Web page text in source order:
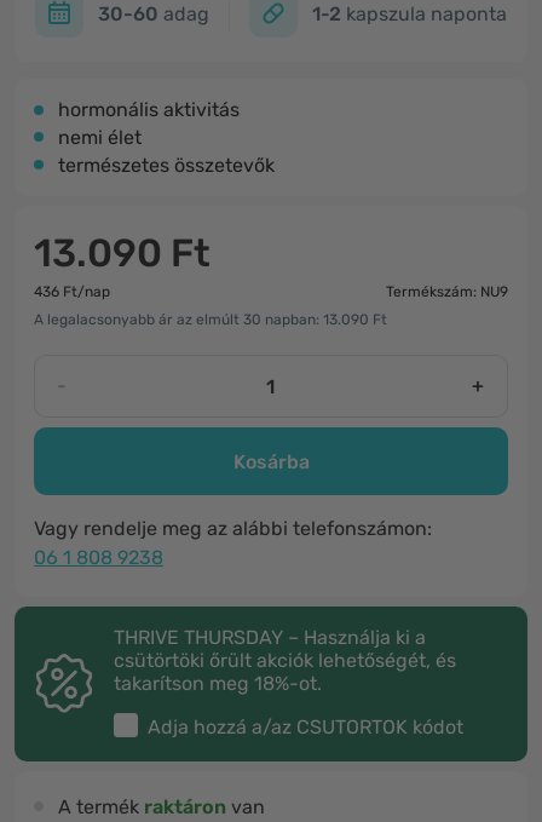
30-60 adag 1-2 kapszula naponta
hormonális aktivitás
nemi élet
természetes összetevők
13.090 Ft
436 Ft/nap
Termékszám: NU9
A legalacsonyabb ár az elmúlt 30 napban: 13.090 Ft
- +
Kosárba
Vagy rendelje meg az alábbi telefonszámon:
06 1 808 9238
THRIVE THURSDAY – Használja ki a
csütörtöki őrült akciók lehetőségét, és
takarítson meg 18%-ot.
Adja hozzá a/az CSUTORTOK kódot
A termék raktáron van